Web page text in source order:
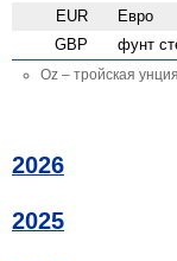
EUR Евро
GBP фунт
Oz – тройская
2026
2025